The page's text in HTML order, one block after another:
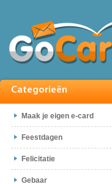
Categorieën
Maak je eigen e-card
Feestdagen
Felicitatie
Gebaar